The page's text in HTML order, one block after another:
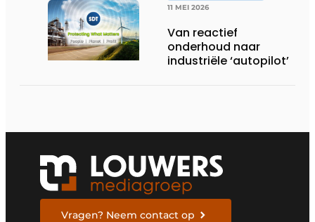
11 MEI 2026
Van reactief
onderhoud naar
industriële ‘autopilot’
Vragen? Neem contact op